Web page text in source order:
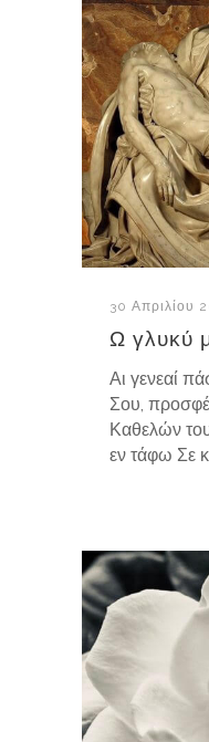
30 Απριλίου
Ω γλυκύ
Αι γενεαί
Σου,
Καθελών
εν τάφω Σε